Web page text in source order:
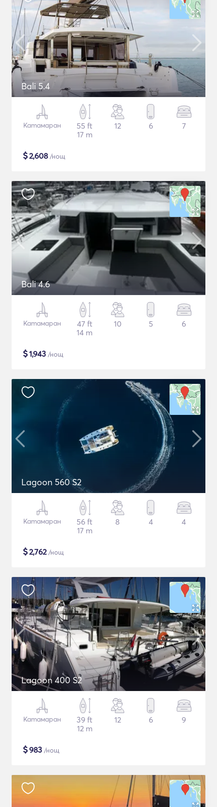
Bali 5.4
Катамаран
55 ft
17 m
12 6 7
$2,608 /нощ
Bali 4.6
Катамаран
47 ft
14 m
10 5 6
$1,943 /нощ
Lagoon 560 S2
Катамаран
56 ft
17 m
8 4 4
$2,762/нощ
Lagoon 400 S2
Катамаран
39 ft
12 m
12 6 9
$983 /нощ